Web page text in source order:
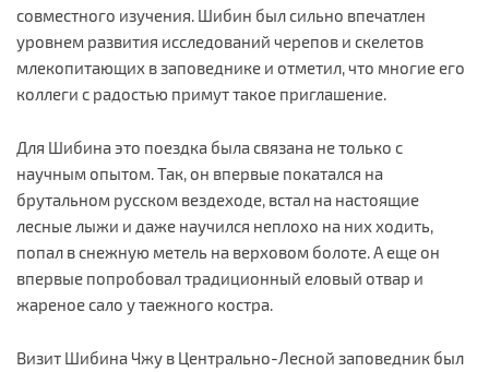
совместного изучения. Шибин был сильно впечатлен
уровнем развития исследований черепов и скелетов
млекопитающих в заповеднике и отметил, что многие его
коллеги с радостью примут такое приглашение.
Для Шибина это поездка была связана не только с
научным опытом. Так, он впервые покатался на
брутальном русском вездеходе, встал на настоящие
лесные лыжи и даже научился неплохо на них ходить,
попал в снежную метель на верховом болоте. А еще он
впервые попробовал традиционный еловый отвар и
жареное сало у таежного костра.
Визит Шибина Чжу в Центрально-Лесной заповедник был